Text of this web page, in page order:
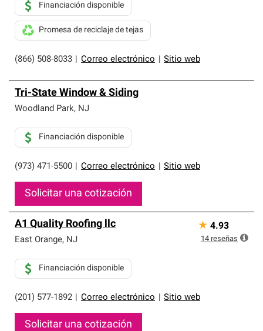
(866) 508-8033 Correo electrónico Sitio web
Financiación disponible
Promesa de reciclaje de tejas
Tri-State Window & Siding
Woodland Park, NJ
(973) 471-5500 Correo electrónico Sitio web
Financiación disponible
Solicitar una cotización
A1 Quality Roofing llc
East Orange, NJ
(201) 577-1892 Correo electrónico Sitio web
Financiación disponible
Solicitar una cotización
★ 4.93
14 reseñas